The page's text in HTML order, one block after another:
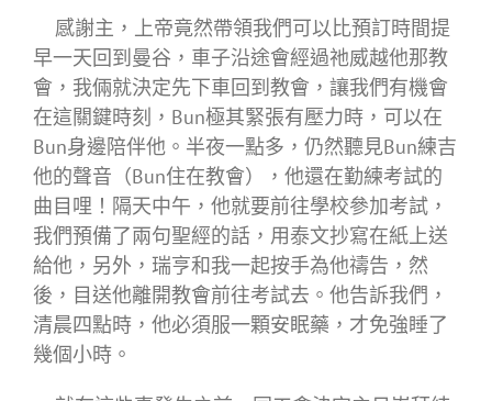
感謝主，上帝竟然帶領我們可以比預訂時間提
早一天回到曼谷，車子沿途會經過祂威越他那教
會，我倆就決定先下車回到教會，讓我們有機會
在這關鍵時刻，Bun極其緊張有壓力時，可以在
Bun身邊陪伴他。半夜一點多，仍然聽見Bun練吉
他的聲音（Bun住在教會），他還在勤練考試的
曲目哩！隔天中午，他就要前往學校參加考試，
我們預備了兩句聖經的話，用泰文抄寫在紙上送
給他，另外，瑞亨和我一起按手為他禱告，然
後，目送他離開教會前往考試去。他告訴我們，
清晨四點時，他必須服一顆安眠藥，才免強睡了
幾個小時。